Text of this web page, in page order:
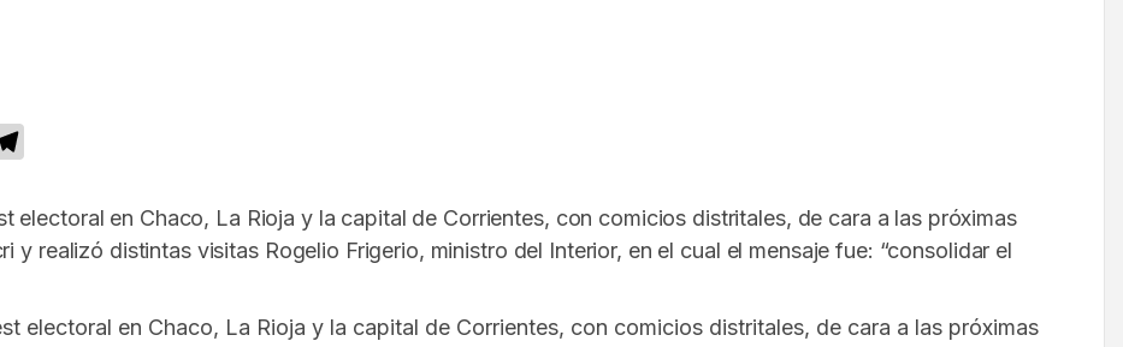
electoral en Chaco, La Rioja y la capital de Corrientes, con comicios distritales, de cara a las próximas
y realizó distintas visitas Rogelio Frigerio, ministro del Interior, en el cual el mensaje fue: “consolidar el
electoral en Chaco, La Rioja y la capital de Corrientes, con comicios distritales, de cara a las próximas